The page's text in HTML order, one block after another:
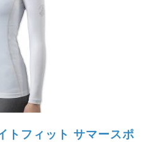
トフィット サマースポ